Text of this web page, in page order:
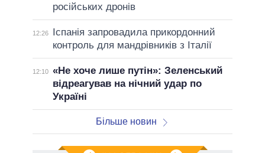
російських дронів
12:26
Іспанія запровадила прикордонний
контроль для мандрівників з Італії
12:10 «Не хоче лише путін»: Зеленський
відреагував на нічний удар по
Україні
Більше новин